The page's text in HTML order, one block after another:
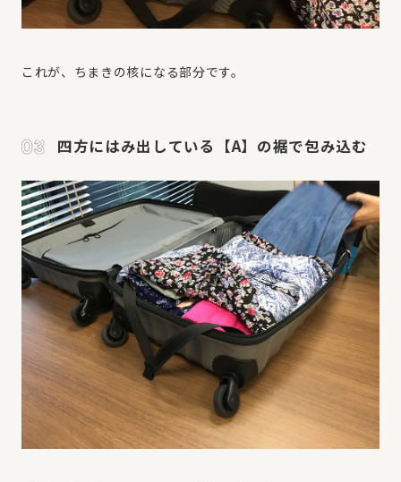
これが、ちまきの核になる部分です。
四方にはみ出している【A】の裾で包み込む